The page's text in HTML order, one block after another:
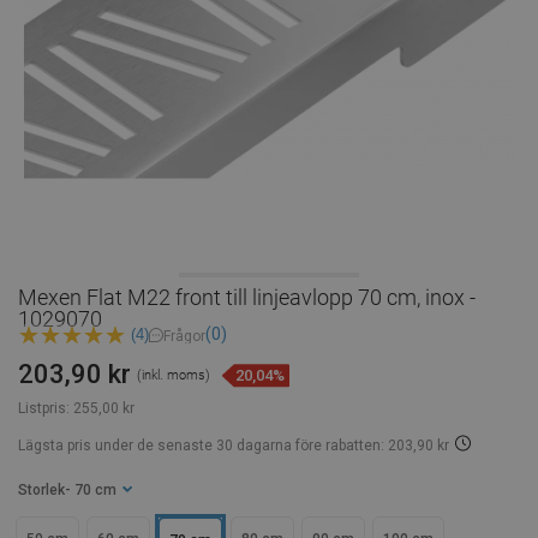
Mexen Flat M22 front till linjeavlopp 70 cm, inox -
1029070
(4) Frågor(0)
Listpris: 255,00 kr
203,90 kr (inkl. moms) 20,04%
Lägsta pris under de senaste 30 dagarna före rabatten: 203,90 kr
Storlek - 70 cm